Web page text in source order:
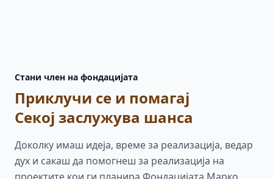
Стани член на фондацијата
Приклучи се и помагај
Секој заслужува шанса
Доколку имаш идеја, време за реализација, ведар
дух и сакаш да помогнеш за реализација на